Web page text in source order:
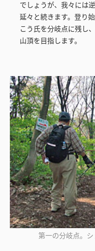
でしょうが、我々には
延々と続きます。登り
こう氏を分岐点に残し
山頂を目指します。
第一の分岐点。シ